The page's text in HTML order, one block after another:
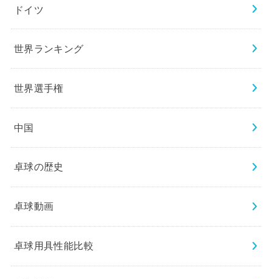
ドイツ
世界ランキング
世界選手権
中国
卓球の歴史
卓球動画
卓球用具性能比較